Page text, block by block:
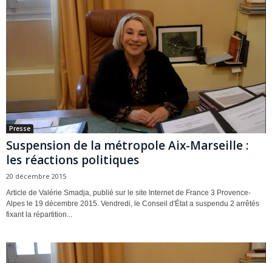
Presse
Suspension de la métropole Aix-Marseille :
les réactions politiques
20 décembre 2015
Article de Valérie Smadja, publié sur le site Internet de France 3 Provence-
Alpes le 19 décembre 2015. Vendredi, le Conseil d'État a suspendu 2 arrêtés
fixant la répartition...